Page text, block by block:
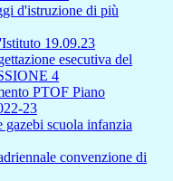
d'istruzione di più
19.09.23
esecutiva del
4
PTOF Piano
23
scuola infanzia
convenzione di